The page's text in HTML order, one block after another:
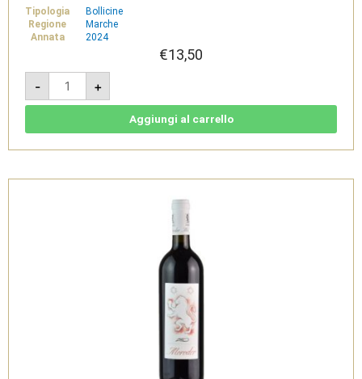
Tipologia
Bollicine
Regione
Marche
Annata
2024
€13,50
-
Extra
Dry
2024
-
Moroder
+
Aggiungi al carrello